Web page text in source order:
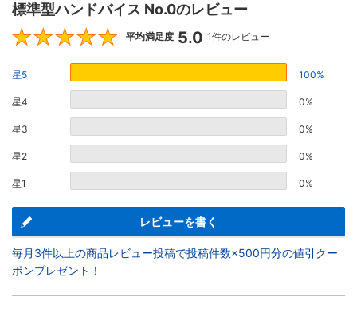
標準型ハンドバイス No.0のレビュー
5
平均満足度 5.0 1件のレビュー
星5 100%
星4 0%
星3 0%
星2 0%
星1 0%
レビューを書く
毎月3件以上の商品レビュー投稿で投稿件数×500円分の値引クー
ポンプレゼント！